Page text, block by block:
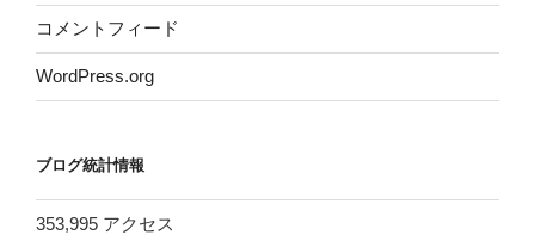
コメントフィード
WordPress.org
ブログ統計情報
353,995 アクセス